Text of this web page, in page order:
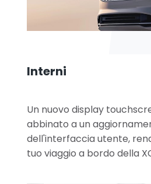
Interni
Un nuovo display
abbinato a un
dell'interfaccia utente,
tuo viaggio a bordo della